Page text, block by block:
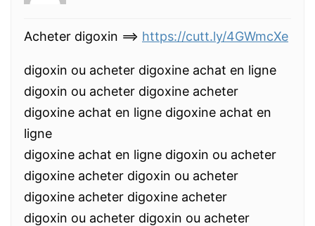
Acheter digoxin ==> https://cutt.ly/4GWmcXe
digoxin ou acheter digoxine achat en ligne
digoxin ou acheter digoxine acheter
digoxine achat en ligne digoxine achat en
ligne
digoxine achat en ligne digoxin ou acheter
digoxine acheter digoxin ou acheter
digoxine acheter digoxine acheter
digoxin ou acheter digoxin ou acheter